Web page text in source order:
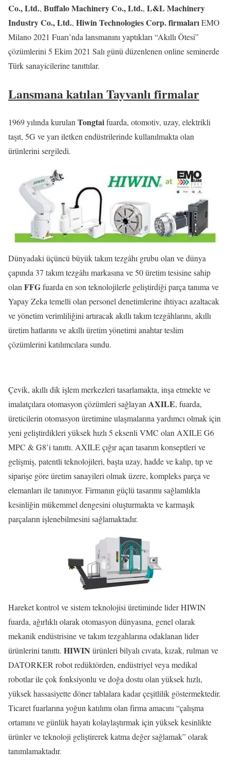
Co., Ltd., Buffalo Machinery Co., Ltd., L&L Machinery
Industry Co., Ltd., Hiwin Technologies Corp. firmalarıEMO
Milano 2021 Fuarı’nda lansmanını yaptıkları “Akıllı Ötesi”
çözümlerini 5 Ekim 2021 Salı günü düzenlenen online seminerde
Türk sanayicilerine tanıttılar.
Lansmana katılan Tayvanlı firmalar
1969 yılında kurulan Tongtaifuarda, otomotiv, uzay, elektrikli
taşıt, 5G ve yarı iletken endüstrilerinde kullanılmakta olan
ürünlerini sergiledi.
Dünyadaki üçüncü büyük takım tezgâhı grubu olan ve dünya
çapında 37 takım tezgâhı markasına ve 50 üretim tesisine sahip
olan FFGfuarda en son teknolojilerle geliştirdiği parça tanıma ve
Yapay Zeka temelli olan personel denetimlerine ihtiyacı azaltacak
ve yönetim verimliliğini artıracak akıllı takım tezgâhlarını, akıllı
üretim hatlarını ve akıllı üretim yönetimi anahtar teslim
çözümlerini katılımcılara sundu.
Çevik, akıllı dik işlem merkezleri tasarlamakta, inşa etmekte ve
imalatçılara otomasyon çözümleri sağlayan AXILE, fuarda,
üreticilerin otomasyon üretimine ulaşmalarına yardımcı olmak için
yeni geliştirdikleri yüksek hızlı 5 eksenli VMC olan AXILE G6
MPC & G8’i tanıttı. AXILE çığır açan tasarım konseptleri ve
gelişmiş, patentli teknolojileri, başta uzay, hadde ve kalıp, tıp ve
siparişe göre üretim sanayileri olmak üzere, kompleks parça ve
elemanları ile tanınıyor. Firmanın güçlü tasarımı sağlamlıkla
kesinliğin mükemmel dengesini oluşturmakta ve karmaşık
parçaların işlenebilmesini sağlamaktadır.
Hareket kontrol ve sistem teknolojisi üretiminde lider HIWIN
fuarda, ağırlıklı olarak otomasyon dünyasına, genel olarak
mekanik endüstrisine ve takım tezgahlarına odaklanan lider
ürünlerini tanıttı. HIWIN ürünleri bilyalı cıvata, kızak, rulman ve
DATORKER robot redüktörden, endüstriyel veya medikal
robotlar ile çok fonksiyonlu ve doğa dostu olan yüksek hızlı,
yüksek hassasiyette döner tablalara kadar çeşitlilik göstermektedir.
Ticaret fuarlarına yoğun katılımı olan firma amacını “çalışma
ortamını ve günlük hayatı kolaylaştırmak için yüksek kesinlikte
ürünler ve teknoloji geliştirerek katma değer sağlamak” olarak
tanımlamaktadır.